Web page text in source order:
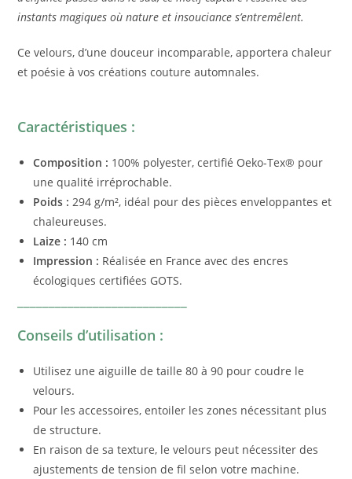
instants magiques où nature et insouciance s’entremêlent.
Ce velours, d’une douceur incomparable, apportera chaleur
et poésie à vos créations couture automnales.
Caractéristiques :
Composition : 100% polyester, certifié Oeko-Tex® pour
une qualité irréprochable.
Poids : 294 g/m², idéal pour des pièces enveloppantes et
chaleureuses.
Laize : 140 cm
Impression : Réalisée en France avec des encres
écologiques certifiées GOTS.
Conseils d’utilisation :
Utilisez une aiguille de taille 80 à 90 pour coudre le
velours.
Pour les accessoires, entoiler les zones nécessitant plus
de structure.
En raison de sa texture, le velours peut nécessiter des
ajustements de tension de fil selon votre machine.